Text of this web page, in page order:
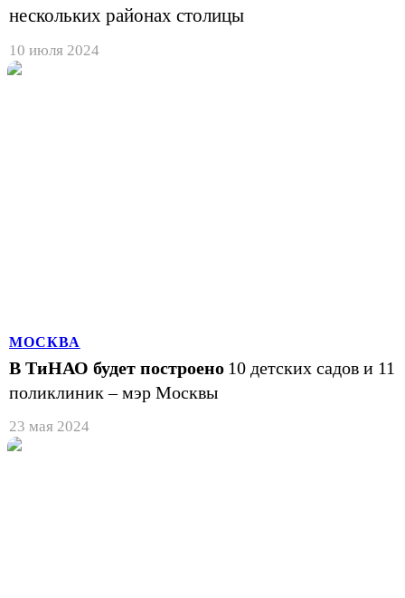
нескольких районах столицы
10 июля 2024
МОСКВА
В ТиНАО будет построено 10 детских садов и 11
поликлиник – мэр Москвы
23 мая 2024